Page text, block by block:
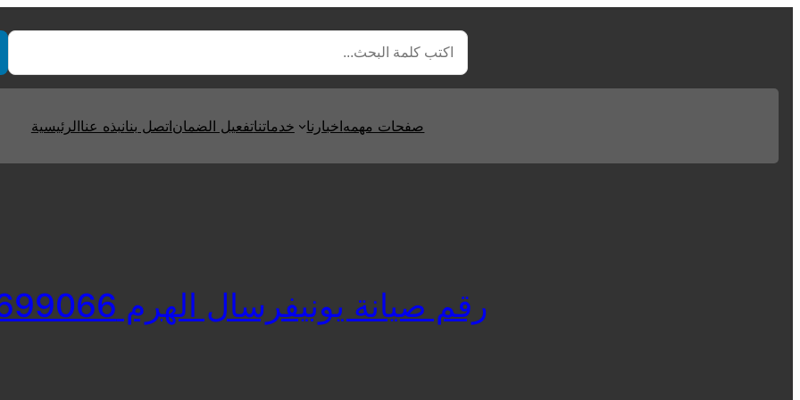
الرئيسيةنبذه عنااتصل بناتفعيل الضمانخدماتنا اخبارناصفحات مهمه
رقم صيانة يونيفرسال الهرم 0235699066